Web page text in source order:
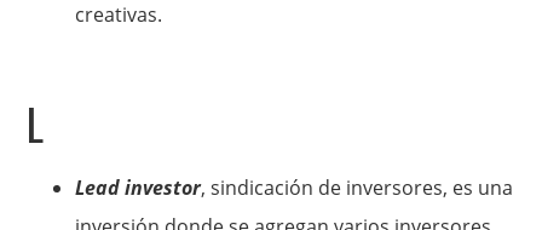
creativas.
L
Lead investor, sindicación de inversores, es una